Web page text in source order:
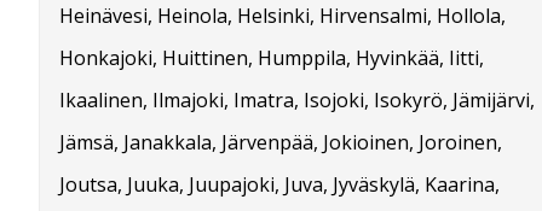
Heinävesi, Heinola, Helsinki, Hirvensalmi, Hollola,
Honkajoki, Huittinen, Humppila, Hyvinkää, Iitti,
Ikaalinen, Ilmajoki, Imatra, Isojoki, Isokyrö, Jämijärvi,
Jämsä, Janakkala, Järvenpää, Jokioinen, Joroinen,
Joutsa, Juuka, Juupajoki, Juva, Jyväskylä, Kaarina,